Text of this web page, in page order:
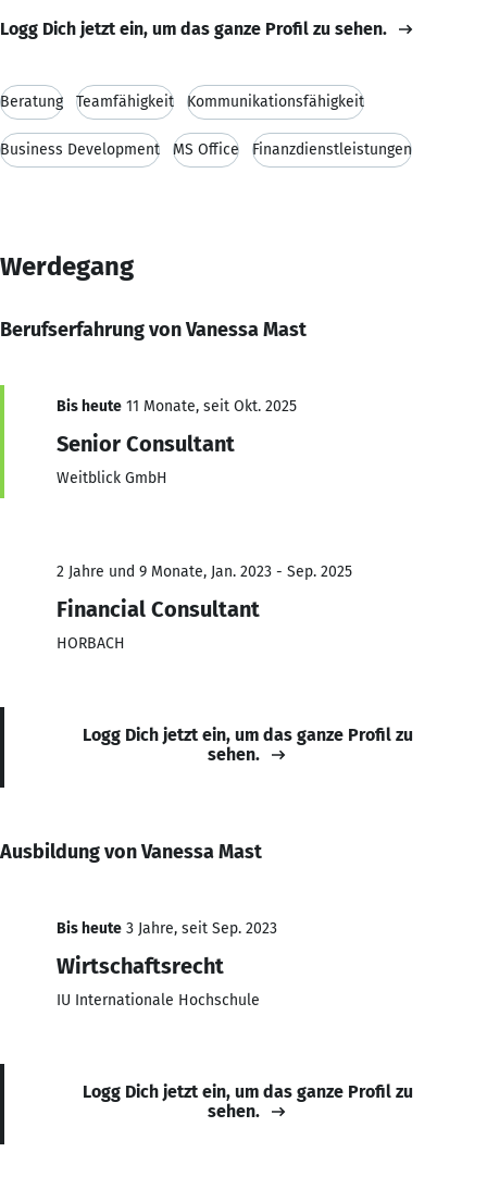
Logg Dich jetzt ein, um das ganze Profil zu sehen.
Beratung Teamfähigkeit Kommunikationsfähigkeit
Business Development MS Office Finanzdienstleistungen
Werdegang
Berufserfahrung von Vanessa Mast
Bis heute 11 Monate, seit Okt. 2025
Senior Consultant
Weitblick GmbH
2 Jahre und 9 Monate, Jan. 2023 - Sep. 2025
Financial Consultant
HORBACH
Logg Dich jetzt ein, um das ganze Profil zu
sehen.
Ausbildung von Vanessa Mast
Bis heute 3 Jahre, seit Sep. 2023
Wirtschaftsrecht
IU Internationale Hochschule
Logg Dich jetzt ein, um das ganze Profil zu
sehen.